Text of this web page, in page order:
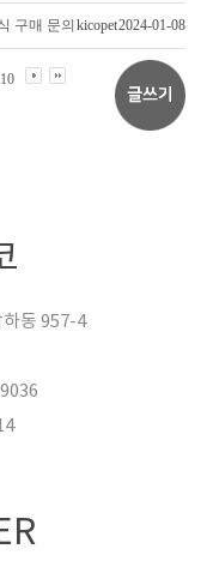
구매 문의 kicopet2024-01-08
10
동 957-4